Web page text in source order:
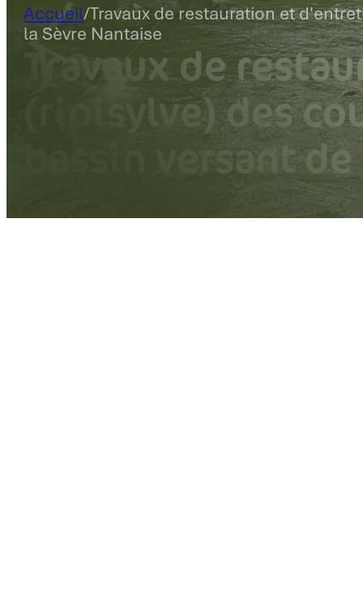
Accueil/Travaux de restauration et
la Sèvre Nantaise
Travaux de
(ripisylve) des
bassin versant